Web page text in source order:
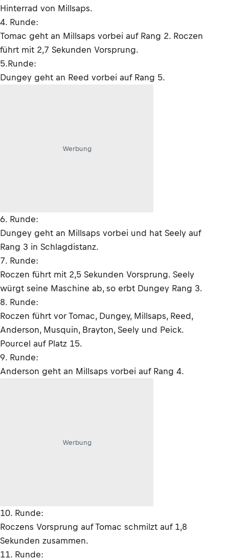
Hinterrad von Millsaps.
4. Runde:
Tomac geht an Millsaps vorbei auf Rang 2. Roczen
führt mit 2,7 Sekunden Vorsprung.
5.Runde:
Dungey geht an Reed vorbei auf Rang 5.
Werbung
6. Runde:
Dungey geht an Millsaps vorbei und hat Seely auf
Rang 3 in Schlagdistanz.
7. Runde:
Roczen führt mit 2,5 Sekunden Vorsprung. Seely
würgt seine Maschine ab, so erbt Dungey Rang 3.
8. Runde:
Roczen führt vor Tomac, Dungey, Millsaps, Reed,
Anderson, Musquin, Brayton, Seely und Peick.
Pourcel auf Platz 15.
9. Runde:
Anderson geht an Millsaps vorbei auf Rang 4.
Werbung
10. Runde:
Roczens Vorsprung auf Tomac schmilzt auf 1,8
Sekunden zusammen.
11. Runde: